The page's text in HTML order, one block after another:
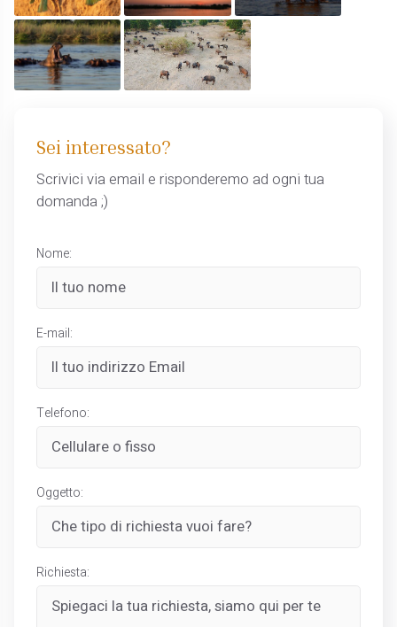
Sei interessato?
Scrivici via email e risponderemo ad ogni tua
domanda ;)
Nome:
E-mail:
Telefono:
Oggetto:
Richiesta: